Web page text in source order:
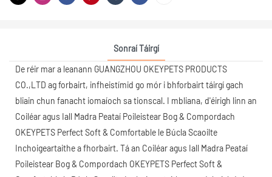
Sonraí Táirgí
De réir mar a leanann GUANGZHOU OKEYPETS PRODUCTS
CO.,LTD ag forbairt, infheistímid go mór i bhforbairt táirgí gach
bliain chun fanacht iomaíoch sa tionscal. I mbliana, d'éirigh linn an
Coiléar agus Iall Madra Peataí Poileistear Bog & Compordach
OKEYPETS Perfect Soft & Comfortable le Búcla Scaoilte
Inchoigeartaithe a fhorbairt. Tá an Coiléar agus Iall Madra Peataí
Poileistear Bog & Compordach OKEYPETS Perfect Soft &